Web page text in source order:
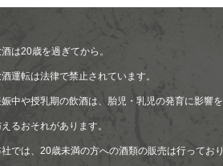
は20歳を過ぎてから。
運転は法律で禁止されています。
中や授乳期の飲酒は、胎児・乳児の発育に影響を
るおそれがあります。
では、20歳未満の方への酒類の販売は行っており